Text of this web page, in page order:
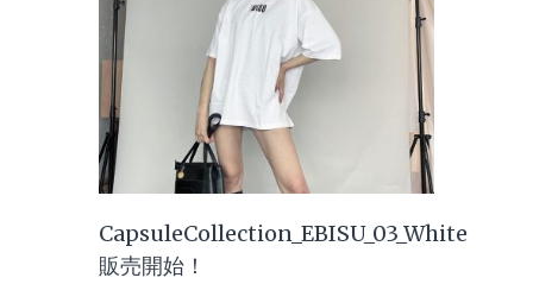
CapsuleCollection_EBISU_03_White
販売開始！